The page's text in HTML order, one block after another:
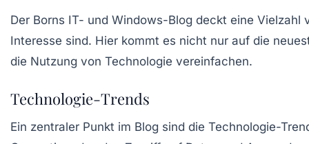
Der Borns IT- und Windows-Blog deckt eine Vielzahl
Interesse sind. Hier kommt es nicht nur auf die
die Nutzung von Technologie vereinfachen.
Technologie-Trends
Ein zentraler Punkt im Blog sind die Technologie-